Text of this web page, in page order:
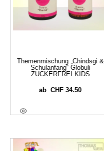
Themenmischung „Chindsgi &
Schulanfang“ Globuli
ZUCKERFREI KIDS
abCHF 34.50